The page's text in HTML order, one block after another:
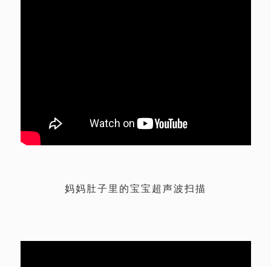
妈妈肚子里的宝宝超声波扫描